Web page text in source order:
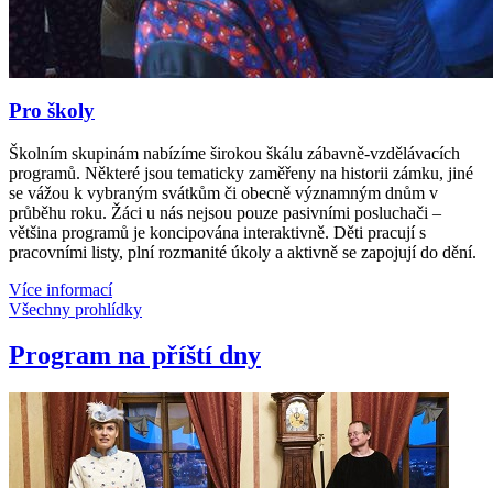
Pro školy
Školním skupinám nabízíme širokou škálu zábavně-vzdělávacích
programů. Některé jsou tematicky zaměřeny na historii zámku, jiné
se vážou k vybraným svátkům či obecně významným dnům v
průběhu roku. Žáci u nás nejsou pouze pasivními posluchači –
většina programů je koncipována interaktivně. Děti pracují s
pracovními listy, plní rozmanité úkoly a aktivně se zapojují do dění.
Více informací
Všechny prohlídky
Program na příští dny